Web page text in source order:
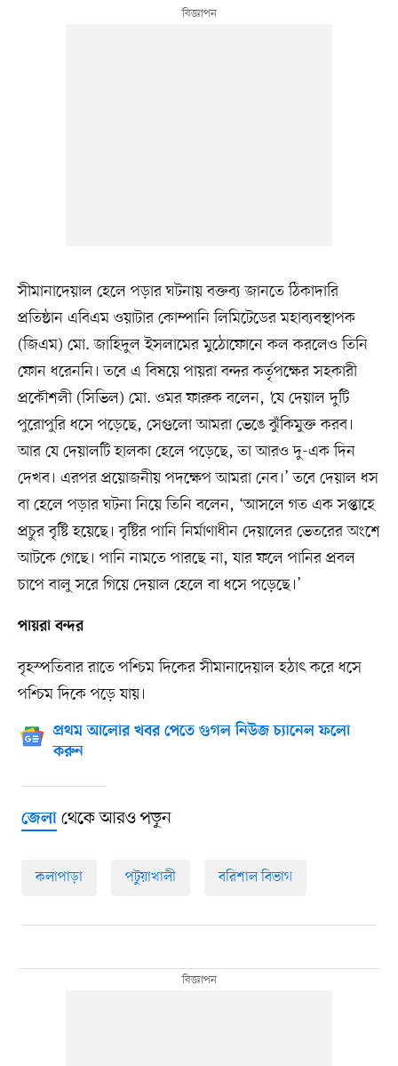
সীমানাদেয়াল হেলে পড়ার ঘটনায় বক্তব্য জানতে ঠিকাদারি
প্রতিষ্ঠান এবিএম ওয়াটার কোম্পানি লিমিটেডের মহাব্যবস্থাপক
(জিএম) মো. জাহিদুল ইসলামের মুঠোফোনে কল করলেও তিনি
ফোন ধরেননি। তবে এ বিষয়ে পায়রা বন্দর কর্তৃপক্ষের সহকারী
প্রকৌশলী (সিভিল) মো. ওমর ফারুক বলেন, ‘যে দেয়াল দুটি
পুরোপুরি ধসে পড়েছে, সেগুলো আমরা ভেঙে ঝুঁকিমুক্ত করব।
আর যে দেয়ালটি হালকা হেলে পড়েছে, তা আরও দু-এক দিন
দেখব। এরপর প্রয়োজনীয় পদক্ষেপ আমরা নেব।’ তবে দেয়াল ধস
বা হেলে পড়ার ঘটনা নিয়ে তিনি বলেন, ‘আসলে গত এক সপ্তাহে
প্রচুর বৃষ্টি হয়েছে। বৃষ্টির পানি নির্মাণাধীন দেয়ালের ভেতরের অংশে
আটকে গেছে। পানি নামতে পারছে না, যার ফলে পানির প্রবল
চাপে বালু সরে গিয়ে দেয়াল হেলে বা ধসে পড়েছে।’
পায়রা বন্দর
বৃহস্পতিবার রাতে পশ্চিম দিকের সীমানাদেয়াল হঠাৎ করে ধসে
পশ্চিম দিকে পড়ে যায়।
প্রথম আলোর খবর পেতে গুগল নিউজ চ্যানেল ফলো
করুন
জেলাথেকে আরও পড়ুন
কলাপাড়া পটুয়াখালী বরিশাল বিভাগ